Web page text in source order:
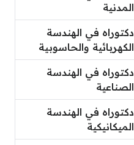
المدنية
دكتوراه في الهندسة
الكهربائية والحاسوبية
دكتوراه في الهندسة
الصناعية
دكتوراه في الهندسة
الميكانيكية